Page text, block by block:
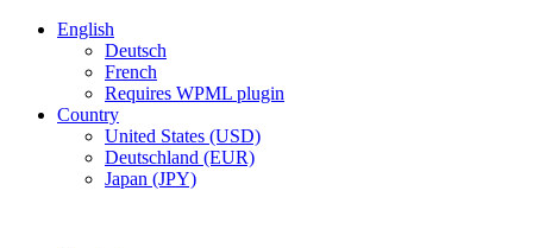
English
Deutsch
French
Requires WPML plugin
Country
United States (USD)
Deutschland (EUR)
Japan (JPY)